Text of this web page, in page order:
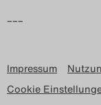
–––
Impressum
Cookie